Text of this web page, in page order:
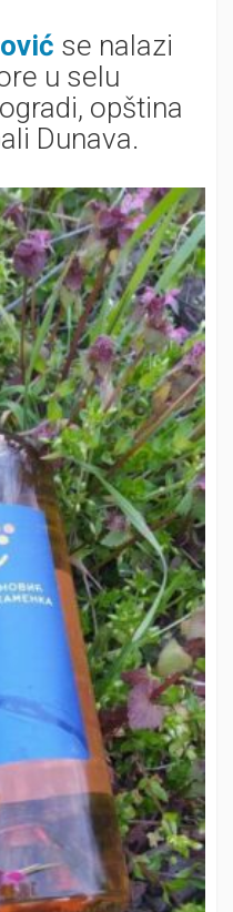
se nalazi
u selu
opština
Dunava.